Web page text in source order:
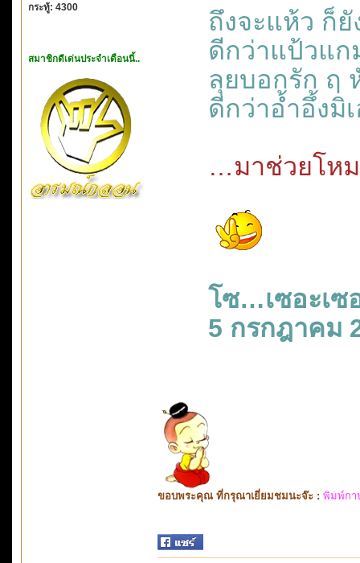
กระทู้: 4300
สมาชิกดีเด่นประจำเดือนนี้..
ถึงจะแห้ว ก็
ดีกว่าแป้วแก
ลุยบอกรัก ฤ
ดีกว่าอ้ำอึ้งมิ
…มาช่วยโห
โซ…เซอะเซ
5 กรกฎาคม
ขอบพระคุณ ที่กรุณาเยี่ยมชมนะจ๊ะ : พิมพ์กา